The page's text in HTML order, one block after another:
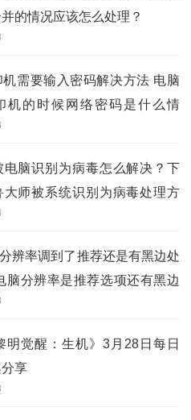
的情况应该怎么处理？
需要输入密码解决方法 电脑
机的时候网络密码是什么情
电脑识别为病毒怎么解决？下
大师被系统识别为病毒处理方
辨率调到了推荐还是有黑边处
脑分辨率是推荐选项还有黑边
明觉醒：生机》3月28日每日
享